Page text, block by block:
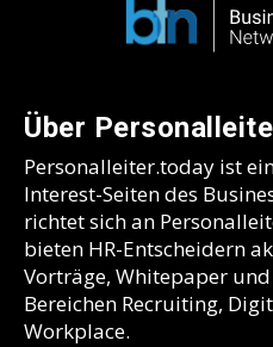
Über
Personalleiter.today ist
Interest-Seiten des
richtet sich an
bieten HR-Entscheidern
Vorträge, Whitepaper
Bereichen Recruiting,
Workplace.